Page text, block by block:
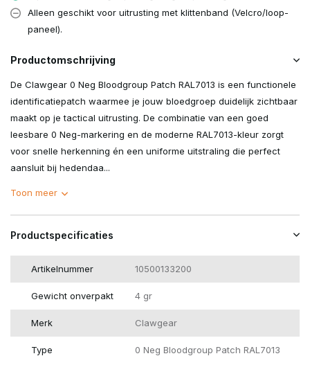
Alleen geschikt voor uitrusting met klittenband (Velcro/loop-
paneel).
Productomschrijving
De Clawgear 0 Neg Bloodgroup Patch RAL7013 is een functionele
identificatiepatch waarmee je jouw bloedgroep duidelijk zichtbaar
maakt op je tactical uitrusting. De combinatie van een goed
leesbare 0 Neg-markering en de moderne RAL7013-kleur zorgt
voor snelle herkenning én een uniforme uitstraling die perfect
aansluit bij hedendaa...
Toon meer
Productspecificaties
Artikelnummer 10500133200
Gewicht onverpakt 4 gr
Merk Clawgear
Type 0 Neg Bloodgroup Patch RAL7013